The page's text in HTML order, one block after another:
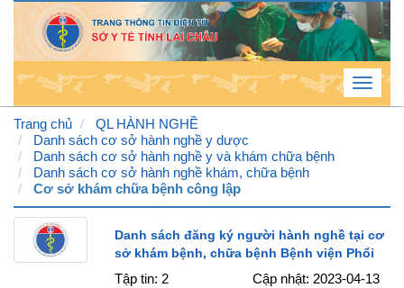
Thứ
5 , 6
/ 8 /
2026
Toggle
Trang chủ
QL HÀNH NGHỀ
Danh sách cơ sở hành nghề y dược
Danh sách cơ sở hành nghề y và khám chữa bệnh
Danh sách cơ sở hành nghề khám, chữa bệnh
Cơ sở khám chữa bệnh công lập
Danh sách đăng ký người hành nghề tại cơ
sở khám bệnh, chữa bệnh Bệnh viện Phổi
Tập tin: 2
Cập nhật: 2023-04-13